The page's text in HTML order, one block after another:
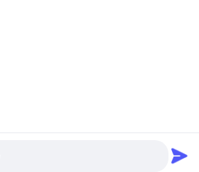
Co., LTD. Alle Rechte vorbehalten